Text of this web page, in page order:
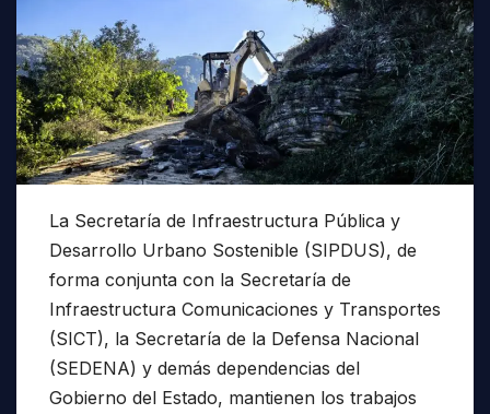
La Secretaría de Infraestructura Pública y
Desarrollo Urbano Sostenible (SIPDUS), de
forma conjunta con la Secretaría de
Infraestructura Comunicaciones y Transportes
(SICT), la Secretaría de la Defensa Nacional
(SEDENA) y demás dependencias del
Gobierno del Estado, mantienen los trabajos